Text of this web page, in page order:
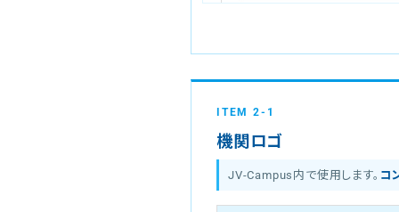
ITEM 2-1
機関ロゴ
JV-Campus内で使用します。 コ